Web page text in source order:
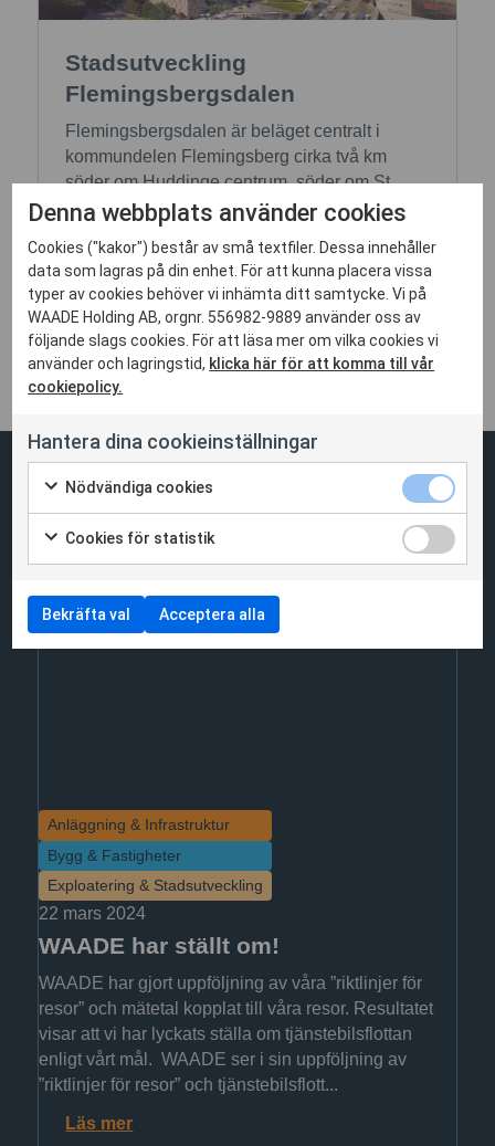
Stadsutveckling
Flemingsbergsdalen
Flemingsbergsdalen är beläget centralt i
kommundelen Flemingsberg cirka två km
söder om Huddinge centrum, söder om St...
Läs mer
Visa fler
Artiklar
Nyheter
Anläggning & Infrastruktur
Bygg & Fastigheter
Exploatering & Stadsutveckling
22 mars 2024
WAADE har ställt om!
WAADE har gjort uppföljning av våra ”riktlinjer för
resor” och mätetal kopplat till våra resor. Resultatet
visar att vi har lyckats ställa om tjänstebilsflottan
enligt vårt mål. WAADE ser i sin uppföljning av
”riktlinjer för resor” och tjänstebilsflott...
Läs mer
Denna webbplats använder cookies
Cookies ("kakor") består av små textfiler. Dessa innehåller
data som lagras på din enhet. För att kunna placera vissa
typer av cookies behöver vi inhämta ditt samtycke. Vi på
WAADE Holding AB, orgnr. 556982-9889 använder oss av
följande slags cookies. För att läsa mer om vilka cookies vi
använder och lagringstid, klicka här för att komma till vår
cookiepolicy.
Hantera dina cookieinställningar
Nödvändiga cookies
Cookies för statistik
Bekräfta val Acceptera alla